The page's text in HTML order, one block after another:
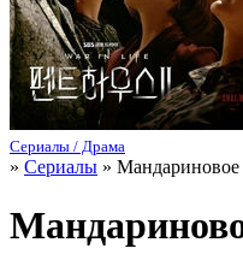
Сериалы / Драма
» Сериалы » Мандариновое